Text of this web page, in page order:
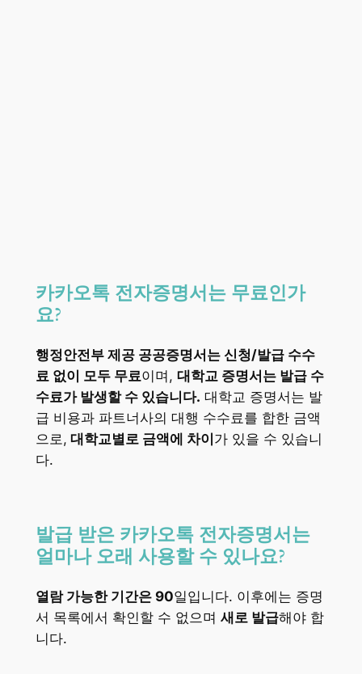
카카오톡 전자증명서는 무료인가
요?
행정안전부 제공 공공증명서는 신청/발급 수수
료 없이 모두 무료이며, 대학교 증명서는 발급 수
수료가 발생할 수 있습니다. 대학교 증명서는 발
급 비용과 파트너사의 대행 수수료를 합한 금액
으로, 대학교별로 금액에 차이 가 있을 수 있습니
다.
발급 받은 카카오톡 전자증명서는
얼마나 오래 사용할 수 있나요?
열람 가능한 기간은 90일입니다. 이후에는 증명
서 목록에서 확인할 수 없으며 새로 발급해야 합
니다.